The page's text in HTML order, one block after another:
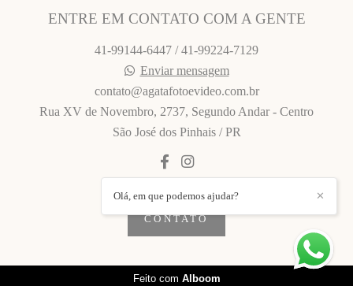
ENTRE EM CONTATO COM A GENTE
41-99144-6447 / 41-99224-7129
Enviar mensagem
contato@agatafotoevideo.com.br
Rua XV de Novembro, 2737, Segundo Andar - Centro
São José dos Pinhais / PR
CONTATO
✕
Olá, em que podemos ajudar?
Feito com Alboom